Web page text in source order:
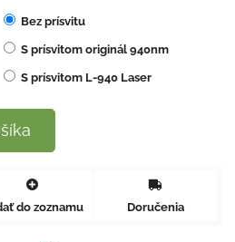
Bez prísvitu
S prísvitom originál 940nm
S prísvitom L-940 Laser
do zoznamu Doručenia